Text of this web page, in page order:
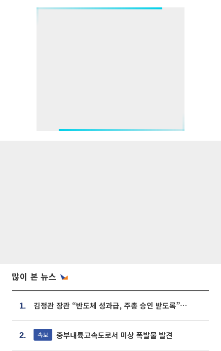
많이 본 뉴스
1. 김정관 장관 “반도체 성과급, 주총 승인 받도록”…상법·자본시장법 개정 시사
2. 속보 중부내륙고속도로서 미상 폭발물 발견